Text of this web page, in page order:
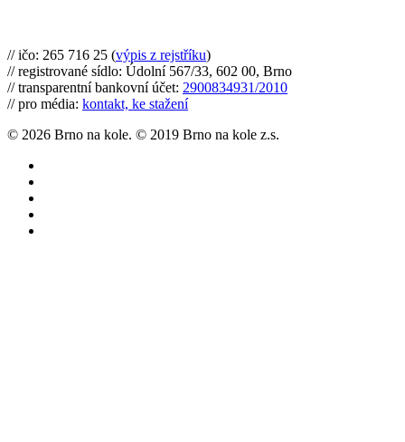
// ičo: 265 716 25 (výpis z rejstříku)
// registrované sídlo: Údolní 567/33, 602 00, Brno
// transparentní bankovní účet: 2900834931/2010
// pro média: kontakt, ke stažení
© 2026 Brno na kole. © 2019 Brno na kole z.s.